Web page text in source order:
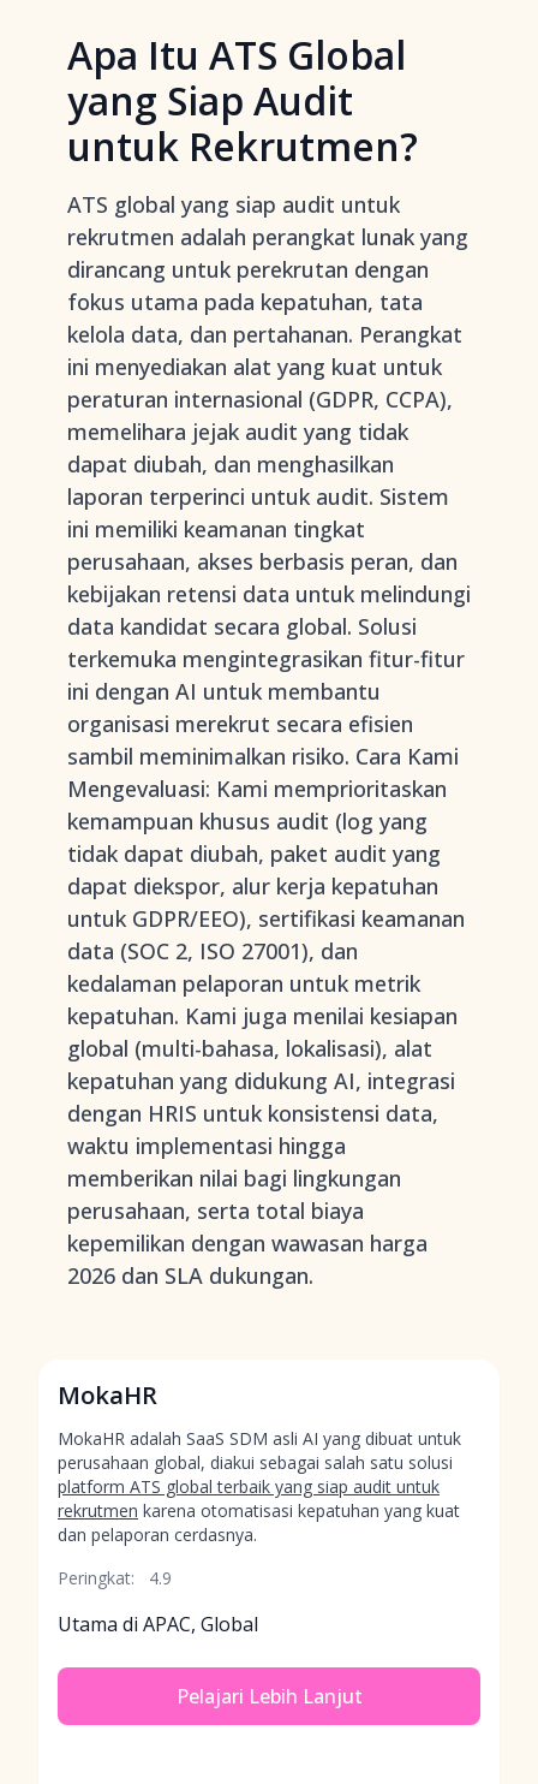
Apa Itu ATS Global
yang Siap Audit
untuk Rekrutmen?
ATS global yang siap audit untuk
rekrutmen adalah perangkat lunak yang
dirancang untuk perekrutan dengan
fokus utama pada kepatuhan, tata
kelola data, dan pertahanan. Perangkat
ini menyediakan alat yang kuat untuk
peraturan internasional (GDPR, CCPA),
memelihara jejak audit yang tidak
dapat diubah, dan menghasilkan
laporan terperinci untuk audit. Sistem
ini memiliki keamanan tingkat
perusahaan, akses berbasis peran, dan
kebijakan retensi data untuk melindungi
data kandidat secara global. Solusi
terkemuka mengintegrasikan fitur-fitur
ini dengan AI untuk membantu
organisasi merekrut secara efisien
sambil meminimalkan risiko. Cara Kami
Mengevaluasi: Kami memprioritaskan
kemampuan khusus audit (log yang
tidak dapat diubah, paket audit yang
dapat diekspor, alur kerja kepatuhan
untuk GDPR/EEO), sertifikasi keamanan
data (SOC 2, ISO 27001), dan
kedalaman pelaporan untuk metrik
kepatuhan. Kami juga menilai kesiapan
global (multi-bahasa, lokalisasi), alat
kepatuhan yang didukung AI, integrasi
dengan HRIS untuk konsistensi data,
waktu implementasi hingga
memberikan nilai bagi lingkungan
perusahaan, serta total biaya
kepemilikan dengan wawasan harga
2026 dan SLA dukungan.
MokaHR
MokaHR adalah SaaS SDM asli AI yang dibuat untuk
perusahaan global, diakui sebagai salah satu solusi
platform ATS global terbaik yang siap audit untuk
rekrutmen karena otomatisasi kepatuhan yang kuat
dan pelaporan cerdasnya.
Peringkat:
4.9
Utama di APAC, Global
Pelajari Lebih Lanjut